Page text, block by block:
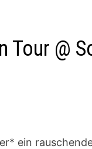
Tour @
ein